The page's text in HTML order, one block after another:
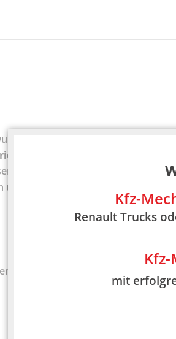
Ott
GmbH. Reparaturen aller Art
und schweren Nutzfahrzeugen
viel zu frühen Tod von Günter
führte Friedrich Ott die Firma
Kfz-
Renault Trucks
mit